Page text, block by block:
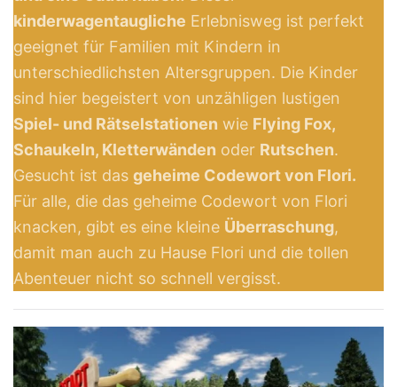
kinderwagentaugliche Erlebnisweg ist perfekt
geeignet für Familien mit Kindern in
unterschiedlichsten Altersgruppen. Die Kinder
sind hier begeistert von unzähligen lustigen
Spiel- und Rätselstationen wie Flying Fox,
Schaukeln, Kletterwänden oder Rutschen.
Gesucht ist das geheime Codewort von Flori.
Für alle, die das geheime Codewort von Flori
knacken, gibt es eine kleine Überraschung,
damit man auch zu Hause Flori und die tollen
Abenteuer nicht so schnell vergisst.